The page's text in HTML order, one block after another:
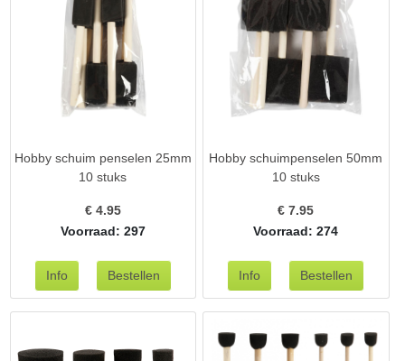
Hobby schuim penselen 25mm
10 stuks
€ 4.95
Voorraad: 297
Hobby schuimpenselen 50mm
10 stuks
€7.95
Voorraad: 274